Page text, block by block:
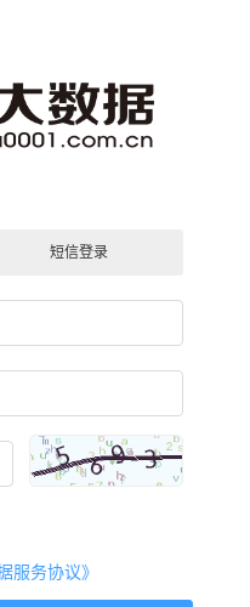
短信登录
服务协议》